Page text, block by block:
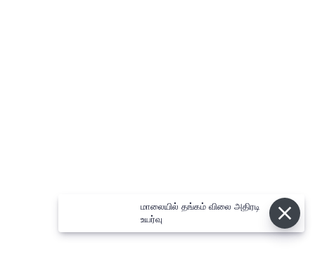
மாலையில் தங்கம் விலை அதிரடி
உயர்வு